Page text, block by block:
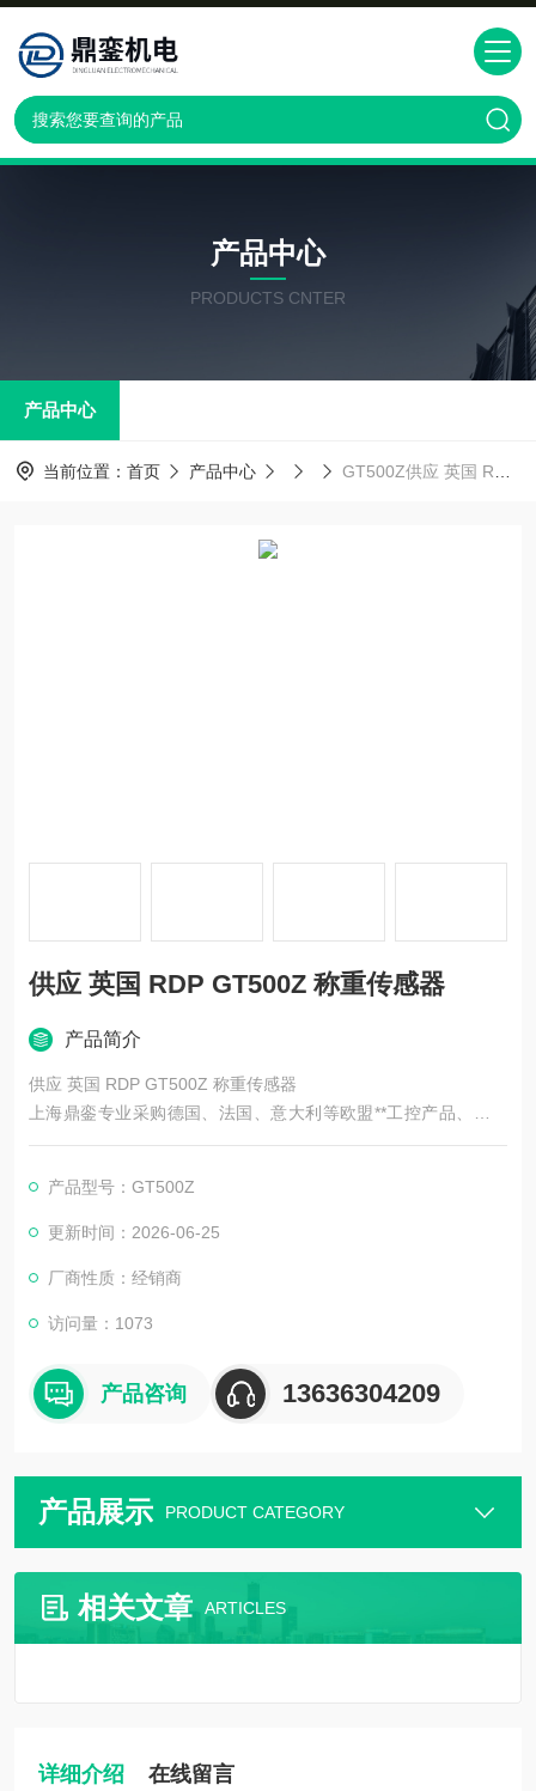
产品中心
PRODUCTS CNTER
产品中心
当前位置： 首页 产品中心 GT500Z供应 英国 RDP GT500Z 称重传感器
供应 英国 RDP GT500Z 称重传感器
产品简介
供应 英国 RDP GT500Z 称重传感器
上海鼎銮专业采购德国、法国、意大利等欧盟**工控产品、源头
供应欧洲工控备件
1、总部位于德国杜塞尔多夫-全**工业产品的重要工业城、德国
工业的大动脉
2、厂家询价报价，享受德国本国企业的价格折扣，价格在国内市
场上更具优势！
产品型号：GT500Z
更新时间：2026-06-25
厂商性质：经销商
访问量：1073
产品咨询 13636304209
产品展示 PRODUCT CATEGORY
相关文章 ARTICLES
详细介绍 在线留言